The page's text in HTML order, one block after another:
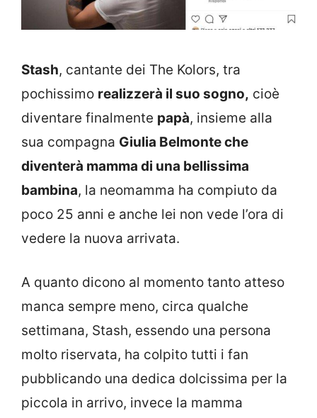
Stash, cantante dei The Kolors, tra
pochissimo realizzerà il suo sogno, cioè
diventare finalmente papà, insieme alla
sua compagna Giulia Belmonte che
diventerà mamma di una bellissima
bambina, la neomamma ha compiuto da
poco 25 anni e anche lei non vede l’ora di
vedere la nuova arrivata.
A quanto dicono al momento tanto atteso
manca sempre meno, circa qualche
settimana, Stash, essendo una persona
molto riservata, ha colpito tutti i fan
pubblicando una dedica dolcissima per la
piccola in arrivo, invece la mamma